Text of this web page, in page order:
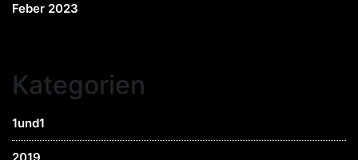
Feber 2023
Kategorien
1und1